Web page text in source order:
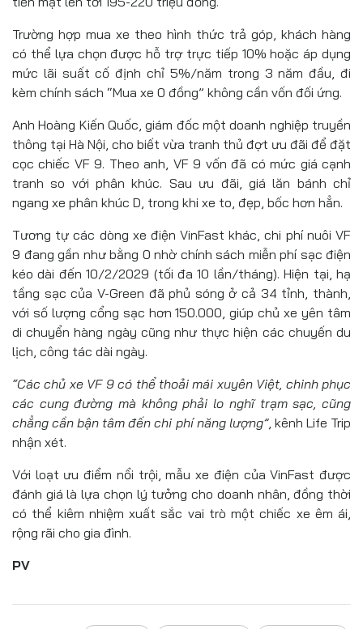
Trường hợp mua xe theo hình thức trả góp, khách hàng
có thể lựa chọn được hỗ trợ trực tiếp 10% hoặc áp dụng
mức lãi suất cố định chỉ 5%/năm trong 3 năm đầu, đi
kèm chính sách “Mua xe 0 đồng” không cần vốn đối ứng.
Anh Hoàng Kiến Quốc, giám đốc một doanh nghiệp truyền
thông tại Hà Nội, cho biết vừa tranh thủ đợt ưu đãi để đặt
cọc chiếc VF 9. Theo anh, VF 9 vốn đã có mức giá cạnh
tranh so với phân khúc. Sau ưu đãi, giá lăn bánh chỉ
ngang xe phân khúc D, trong khi xe to, đẹp, bốc hơn hẳn.
Tương tự các dòng xe điện VinFast khác, chi phí nuôi VF
9 đang gần như bằng 0 nhờ chính sách miễn phí sạc điện
kéo dài đến 10/2/2029 (tối đa 10 lần/tháng). Hiện tại, hạ
tầng sạc của V-Green đã phủ sóng ở cả 34 tỉnh, thành,
với số lượng cổng sạc hơn 150.000, giúp chủ xe yên tâm
di chuyển hàng ngày cũng như thực hiện các chuyến du
lịch, công tác dài ngày.
“Các chủ xe VF 9 có thể thoải mái xuyên Việt, chinh phục
các cung đường mà không phải lo nghĩ trạm sạc, cũng
chẳng cần bận tâm đến chi phí năng lượng”, kênh Life Trip
nhận xét.
Với loạt ưu điểm nổi trội, mẫu xe điện của VinFast được
đánh giá là lựa chọn lý tưởng cho doanh nhân, đồng thời
có thể kiêm nhiệm xuất sắc vai trò một chiếc xe êm ái,
rộng rãi cho gia đình.
PV